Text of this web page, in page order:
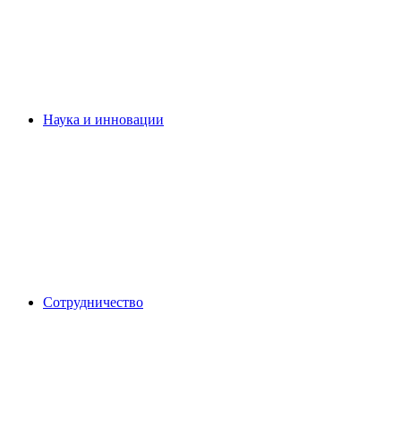
Наука и инновации
Сотрудничество